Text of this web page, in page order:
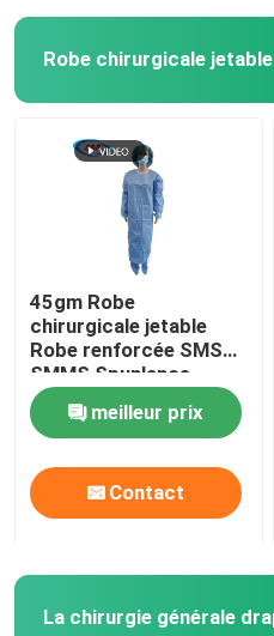
Robe chirurgicale jetable
45gm Robe
chirurgicale jetable
Robe renforcée SMS
SMMS Spunlance
meilleur prix
Contact